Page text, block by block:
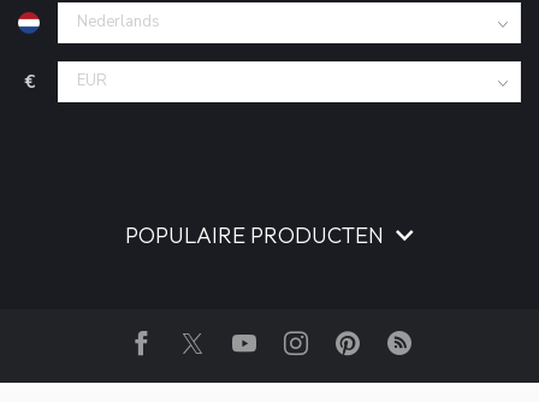
€
POPULAIRE PRODUCTEN